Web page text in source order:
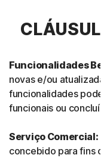
CLÁUSULA
Funcionalidades Beta:
novas e/ou
funcionalidades
funcionais ou
Serviço Comercial:
concebido para fins